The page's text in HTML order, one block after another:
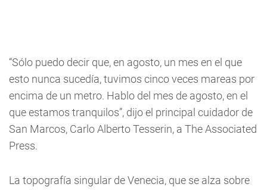
“Sólo puedo decir que, en agosto, un mes en el que
esto nunca sucedía, tuvimos cinco veces mareas por
encima de un metro. Hablo del mes de agosto, en el
que estamos tranquilos”, dijo el principal cuidador de
San Marcos, Carlo Alberto Tesserin, a The Associated
Press.
La topografía singular de Venecia, que se alza sobre